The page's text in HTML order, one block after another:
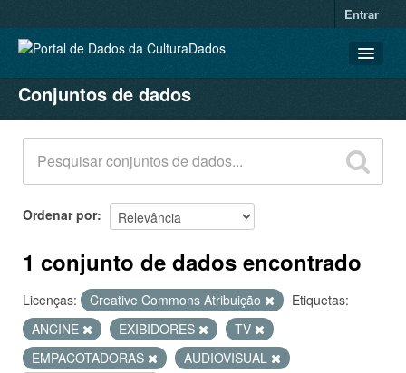
Entrar
CONJUNTOS DE DADOS
ORGANIZAÇÕES
GRUPOS
SOBRE
Conjuntos de dados
Ordenar por
1 conjunto de dados encontrado
Licenças: Creative Commons Atribuição
Etiquetas:
ANCINE
EXIBIDORES
TV
EMPACOTADORAS
AUDIOVISUAL